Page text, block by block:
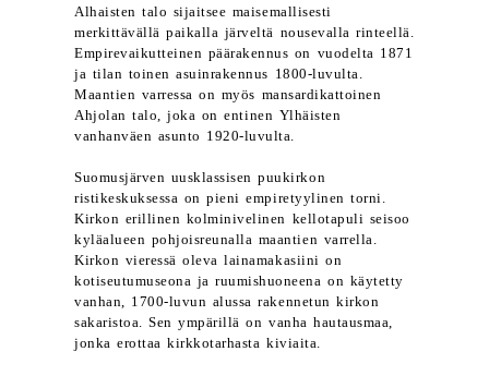
Alhaisten talo sijaitsee maisemallisesti
merkittävällä paikalla järveltä nousevalla rinteellä.
Empirevaikutteinen päärakennus on vuodelta 1871
ja tilan toinen asuinrakennus 1800-luvulta.
Maantien varressa on myös mansardikattoinen
Ahjolan talo, joka on entinen Ylhäisten
vanhanväen asunto 1920-luvulta.
Suomusjärven uusklassisen puukirkon
ristikeskuksessa on pieni empiretyylinen torni.
Kirkon erillinen kolminivelinen kellotapuli seisoo
kyläalueen pohjoisreunalla maantien varrella.
Kirkon vieressä oleva lainamakasiini on
kotiseutumuseona ja ruumishuoneena on käytetty
vanhan, 1700-luvun alussa rakennetun kirkon
sakaristoa. Sen ympärillä on vanha hautausmaa,
jonka erottaa kirkkotarhasta kiviaita.